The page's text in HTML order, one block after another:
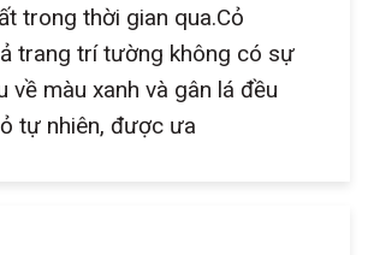
trong thời gian qua.Cỏ
trang trí tường không có sự
về màu xanh và gân lá đều
tự nhiên, được ưa